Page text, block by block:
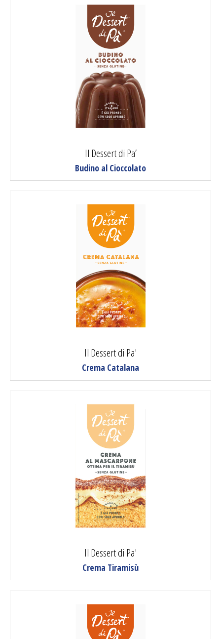
Il Dessert di Pa’
Budino al Cioccolato
Il Dessert di Pa'
Crema Catalana
Il Dessert di Pa'
Crema Tiramisù